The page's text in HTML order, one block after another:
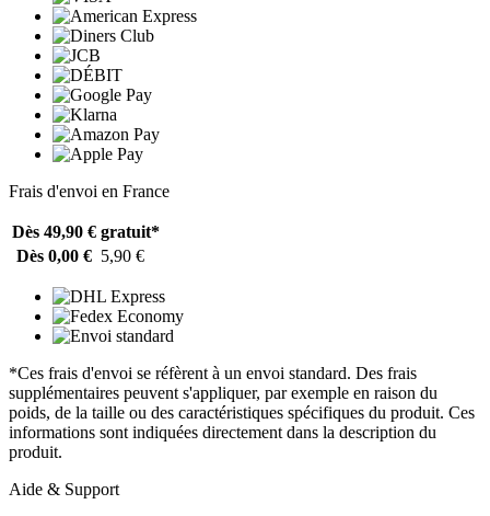
Frais d'envoi en France
Dès 49,90 € gratuit*
Dès 0,00 € 5,90 €
*Ces frais d'envoi se réfèrent à un envoi standard. Des frais
supplémentaires peuvent s'appliquer, par exemple en raison du
poids, de la taille ou des caractéristiques spécifiques du produit. Ces
informations sont indiquées directement dans la description du
produit.
Aide & Support